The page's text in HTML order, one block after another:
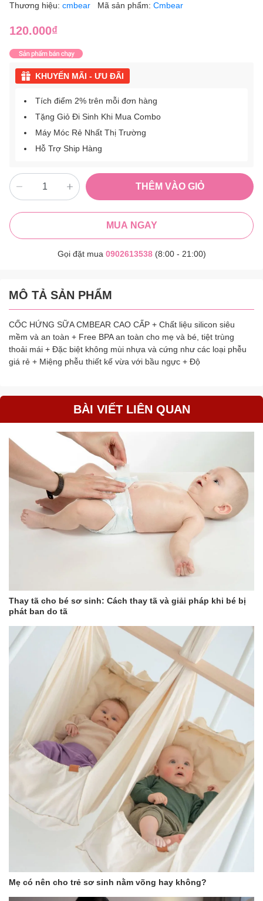
Thương hiệu: cmbear Mã sản phẩm: Cmbear
120.000₫
KHUYẾN MÃI - ƯU ĐÃI
Tích điểm 2% trên mỗi đơn hàng
Tặng Giỏ Đi Sinh Khi Mua Combo
Máy Móc Rẻ Nhất Thị Trường
Hỗ Trợ Ship Hàng
THÊM VÀO GIỎ
MUA NGAY
Gọi đặt mua 0902613538(8:00 - 21:00)
MÔ TẢ SẢN PHẨM
CỐC HỨNG SỮA CMBEAR CAO CẤP + Chất liệu silicon siêu
mềm và an toàn + Free BPA an toàn cho mẹ và bé, tiệt trùng
thoải mái + Đặc biệt không mùi nhựa và cứng như các loại phễu
giá rẻ + Miệng phễu thiết kế vừa với bầu ngực + Độ
BÀI VIẾT LIÊN QUAN
Thay tã cho bé sơ sinh: Cách thay tã và giải pháp khi bé bị
phát ban do tã
Mẹ có nên cho trẻ sơ sinh nằm võng hay không?